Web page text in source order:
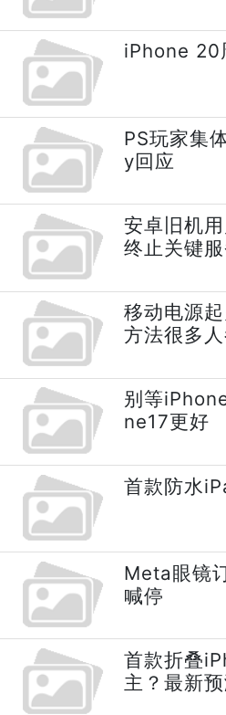
iPhone 20
PS玩家集
y回应
安卓旧机
终止关键
移动电源
方法很多
别等
ne17更好
首款防水
Meta眼镜
喊停
首款折叠
主？最新